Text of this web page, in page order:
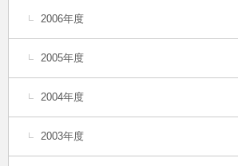
2006年度
2005年度
2004年度
2003年度